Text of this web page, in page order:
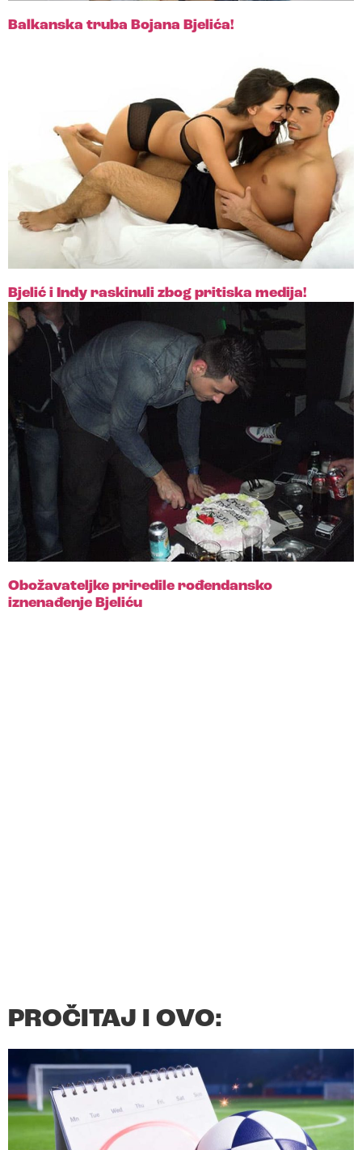
Balkanska truba Bojana Bjelića!
Bjelić i Indy raskinuli zbog pritiska medija!
Obožavateljke priredile rođendansko
iznenađenje Bjeliću
PROČITAJ I OVO: